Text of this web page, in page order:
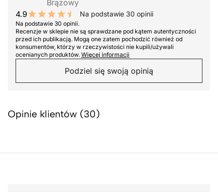
Brązowy
4.9
9.8 out of 10 stars
Na podstawie 30 opinii
Na podstawie 30 opinii.
Recenzje w sklepie nie są sprawdzane pod kątem autentyczności
przed ich publikacją. Mogą one zatem pochodzić również od
konsumentów, którzy w rzeczywistości nie kupili/używali
ocenianych produktów. Więcej informacji
Podziel się swoją opinią
Opinie klientów (30)